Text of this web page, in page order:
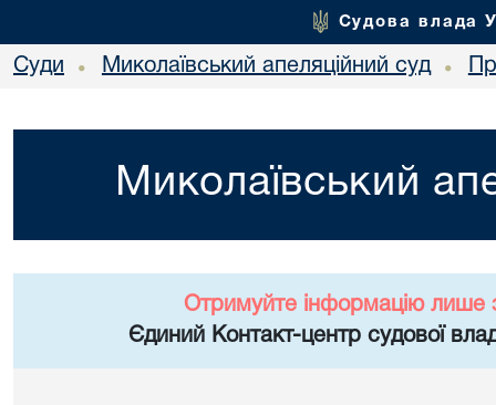
Судова влада
Суди • Миколаївський апеляційний суд •
Миколаївський
Отримуйте інформацію лише
Єдиний Контакт-центр судової